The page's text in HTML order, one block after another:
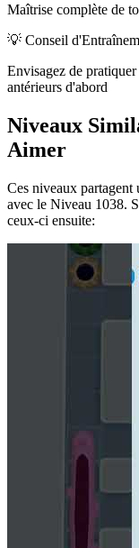
Maîtrise complète de
💡 Conseil
Envisagez de
antérieurs d'abord
Niveaux
Aimer
Ces niveaux partagent
avec le Niveau 1038.
ceux-ci ensuite: